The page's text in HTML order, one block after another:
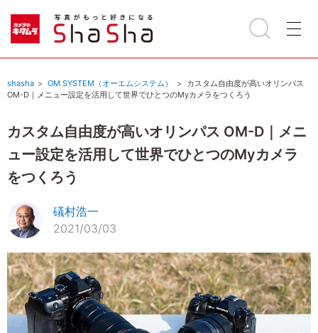
shasha OM SYSTEM（オーエムシステム）
カスタム自由度が高いオリンパス
OM-D｜メニュー設定を活用して世界でひとつのMyカメラをつくろう
カスタム自由度が高いオリンパス OM-D｜メニ
ュー設定を活用して世界でひとつのMyカメラ
をつくろう
礒村浩一
2021/03/03